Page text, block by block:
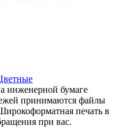
инженерной бумаге
принимаются файлы
печать в
при вас.